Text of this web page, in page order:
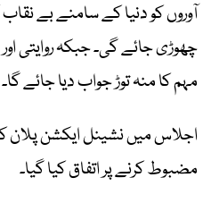
آوروں کو دنیا کے سامنے بے
چھوڑی جائے گی۔ جبکہ روایتی
مہم کا منہ توڑ جواب دیا جائے گا۔
اجلاس میں نشینل ایکشن پلان
مضبوط کرنے پر اتفاق کیا گیا۔